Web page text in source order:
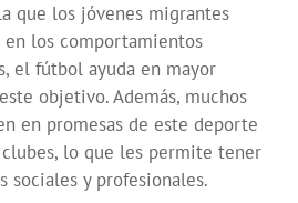
que los jóvenes migrantes
los comportamientos
el fútbol ayuda en mayor
objetivo. Además, muchos
en promesas de este deporte
lo que les permite tener
sociales y profesionales.